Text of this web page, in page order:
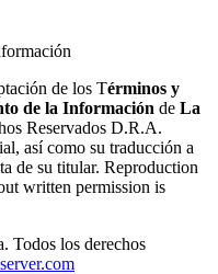
de los Términos y
de la Información de La
Reservados D.R.A.
así como su traducción a
de su titular. Reproduction
written permission is
Todos los derechos